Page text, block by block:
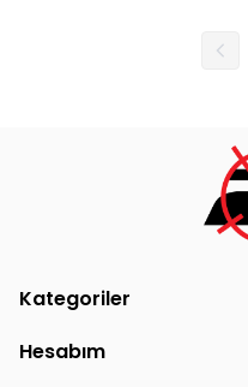
Kategoriler
Hesabım